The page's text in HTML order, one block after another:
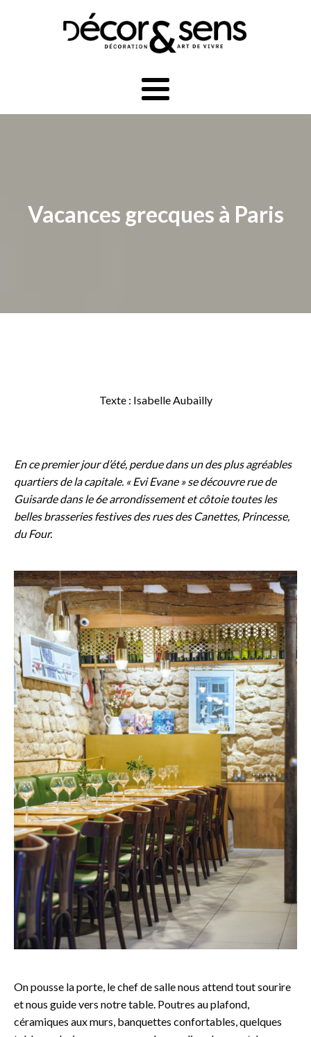
Vacances grecques à Paris
Texte : Isabelle Aubailly
En ce premier jour d’été, perdue dans un des plus agréables
quartiers de la capitale. « Evi Evane » se découvre rue de
Guisarde dans le 6e arrondissement et côtoie toutes les
belles brasseries festives des rues des Canettes, Princesse,
du Four.
On pousse la porte, le chef de salle nous attend tout sourire
et nous guide vers notre table. Poutres au plafond,
céramiques aux murs, banquettes confortables, quelques